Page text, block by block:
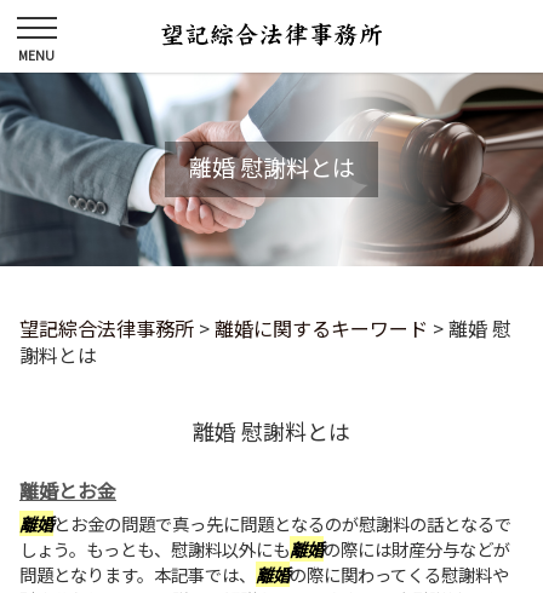
離婚 慰謝料とは
望記綜合法律事務所 >離婚に関するキーワード >離婚 慰
謝料とは
離婚 慰謝料とは
離婚とお金
離婚とお金の問題で真っ先に問題となるのが慰謝料の話となるで
しょう。もっとも、慰謝料以外にも離婚の際には財産分与などが
問題となります。本記事では、 離婚の際に関わってくる慰謝料や